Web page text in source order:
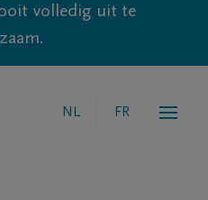
volledig uit te
NL FR